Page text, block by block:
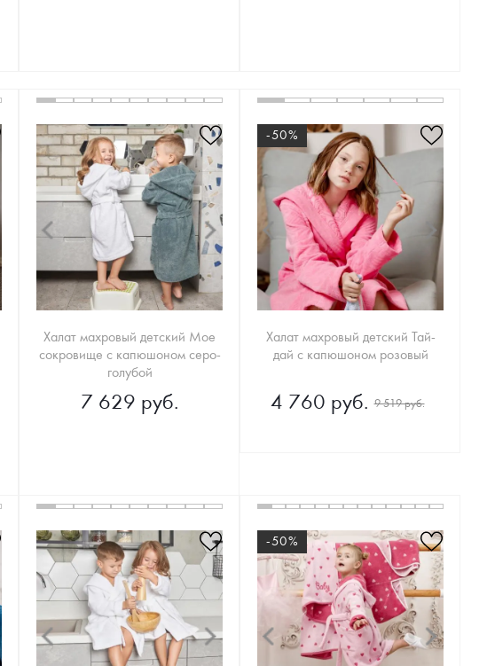
Халат махровый детский Мое
сокровище с капюшоном серо-
голубой
7 629 руб.
-50%
Халат махровый детский Тай-
дай с капюшоном розовый
4 760 руб. 9 519 руб.
-50%